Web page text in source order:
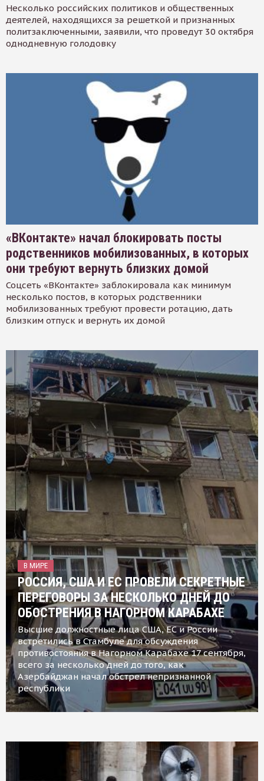
Несколько российских политиков и общественных
деятелей, находящихся за решеткой и признанных
политзаключенными, заявили, что проведут 30 октября
однодневную голодовку
«ВКонтакте» начал блокировать посты
родственников мобилизованных, в которых
они требуют вернуть близких домой
Соцсеть «ВКонтакте» заблокировала как минимум
несколько постов, в которых родственники
мобилизованных требуют провести ротацию, дать
близким отпуск и вернуть их домой
В МИРЕ
РОССИЯ, США И ЕС ПРОВЕЛИ СЕКРЕТНЫЕ
ПЕРЕГОВОРЫ ЗА НЕСКОЛЬКО ДНЕЙ ДО
ОБОСТРЕНИЯ В НАГОРНОМ КАРАБАХЕ
Высшие должностные лица США, ЕС и России
встретились в Стамбуле для обсуждения
противостояния в Нагорном Карабахе 17 сентября,
всего за несколько дней до того, как
Азербайджан начал обстрел непризнанной
республики